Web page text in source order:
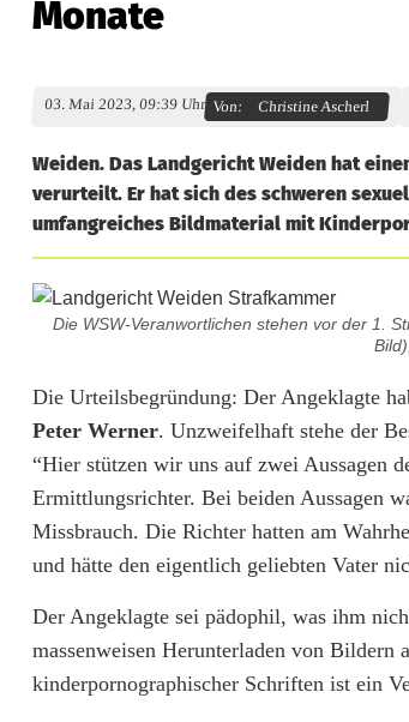
Monate
03. Mai 2023, 09:39 Uhr Von: Christine Ascherl
Weiden. Das Landgericht Weiden hat
verurteilt. Er hat sich des schweren
umfangreiches Bildmaterial mit
V
t
e
r
(
5
4
)
Die WSW-Veranwortlichen stehen vor der 1.
Die Urteilsbegründung: Der Angeklagte
Peter Werner. Unzweifelhaft stehe der
“Hier stützen wir uns auf zwei Aussagen
Ermittlungsrichter. Bei beiden Aussagen
Missbrauch. Die Richter hatten am
und hätte den eigentlich geliebten Vater
Der Angeklagte sei pädophil, was ihm
massenweisen Herunterladen von Bildern
kinderpornographischer Schriften ist ein